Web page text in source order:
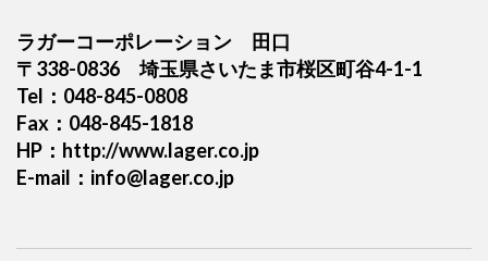
ラガーコーポレーション 田口
〒338-0836 埼玉県さいたま市桜区町谷4-1-1
Tel：048-845-0808
Fax：048-845-1818
HP： http://www.lager.co.jp
E-mail：info@lager.co.jp